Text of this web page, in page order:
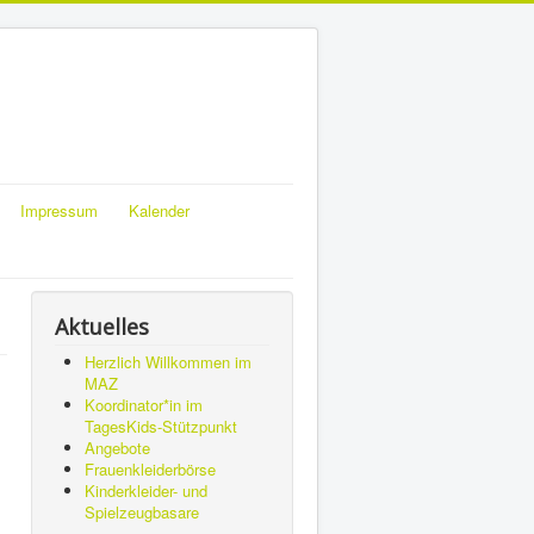
Impressum Kalender
Aktuelles
Herzlich Willkommen im
MAZ
Koordinator*in im
TagesKids-Stützpunkt
Angebote
Frauenkleiderbörse
Kinderkleider- und
Spielzeugbasare